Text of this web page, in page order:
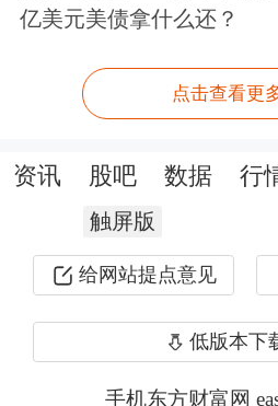
原标题：李强主持召开国务院常务会议
亿美元美债拿什么还？
点击查看更
资讯 股吧 数据 行
触屏版
给网站提点意见
低版本下
手机东方财富网